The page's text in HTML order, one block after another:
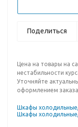
Поделиться
Цена на товары на
нестабильности
Уточняйте
оформлением
Шкафы
Шкафы